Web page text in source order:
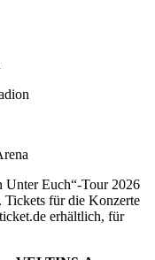
Unter Euch“-Tour 2026
Tickets für die Konzerte
erhältlich, für